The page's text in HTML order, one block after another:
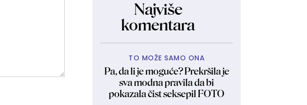
Najviše
komentara
TO MOŽE SAMO ONA
Pa, da li je moguće? Prekršila je
sva modna pravila da bi
pokazala čist seksepil FOTO